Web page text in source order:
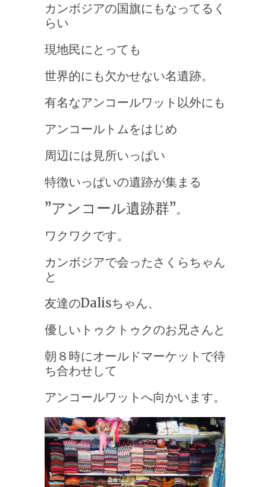
カンボジアの国旗にもなってるく
らい
現地民にとっても
世界的にも欠かせない名遺跡。
有名なアンコールワット以外にも
アンコールトムをはじめ
周辺には見所いっぱい
特徴いっぱいの遺跡が集まる
”アンコール遺跡群”。
ワクワクです。
カンボジアで会ったさくらちゃん
と
友達のDalisちゃん、
優しいトゥクトゥクのお兄さんと
朝８時にオールドマーケットで待
ち合わせして
アンコールワットへ向かいます。